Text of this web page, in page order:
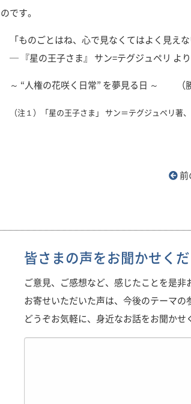
のです。
「ものごとはね、心で見なくてはよく見えな
─ 『星の王子さま』 サン=テグジュペリ よ
～ “人権の花咲く日常” を夢見る日 ～ （勝
（注１）「星の王子さま」 サン＝テグジュペリ著
前
皆さまの声をお聞かせく
ご意見、ご感想など、感じたことを是非
お寄せいただいた声は、今後のテーマの
どうぞお気軽に、身近なお話をお聞かせ